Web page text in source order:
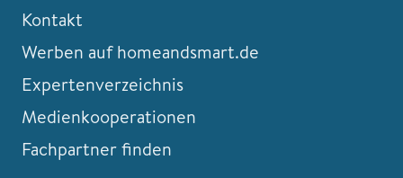
Kontakt
Werben auf homeandsmart.de
Expertenverzeichnis
Medienkooperationen
Fachpartner finden